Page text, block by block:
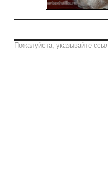
Пожалуйста, указывайте